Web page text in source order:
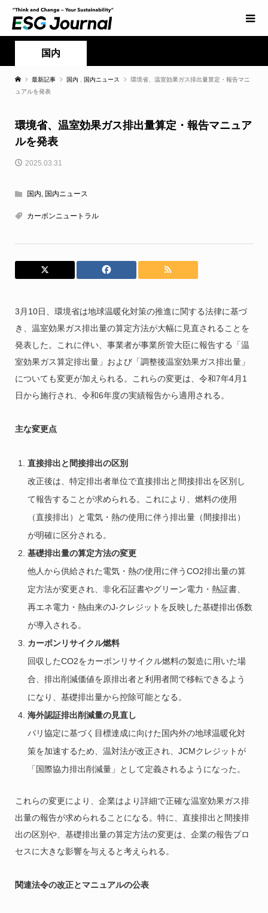
国内
最新記事 国内 国内ニュース
環境省、温室効果ガス排出量算定・報告マニ
ュアルを発表
環境省、温室効果ガス排出量算定・報告マニュア
ルを発表
2025.03.31
国内, 国内ニュース
カーボンニュートラル
3月10日、環境省は地球温暖化対策の推進に関する法律に基づ
き、温室効果ガス排出量の算定方法が大幅に見直されることを
発表した。これに伴い、事業者が事業所管大臣に報告する「温
室効果ガス算定排出量」および「調整後温室効果ガス排出量」
についても変更が加えられる。これらの変更は、令和7年4月1
日から施行され、令和6年度の実績報告から適用される。
主な変更点
直接排出と間接排出の区別
改正後は、特定排出者単位で直接排出と間接排出を区別し
て報告することが求められる。これにより、燃料の使用
（直接排出）と電気・熱の使用に伴う排出量（間接排出）
が明確に区分される。
基礎排出量の算定方法の変更
他人から供給された電気・熱の使用に伴うCO2排出量の算
定方法が変更され、非化石証書やグリーン電力・熱証書、
再エネ電力・熱由来のJ-クレジットを反映した基礎排出係数
が導入される。
カーボンリサイクル燃料
回収したCO2をカーボンリサイクル燃料の製造に用いた場
合、排出削減価値を原排出者と利用者間で移転できるよう
になり、基礎排出量から控除可能となる。
海外認証排出削減量の見直し
パリ協定に基づく目標達成に向けた国内外の地球温暖化対
策を加速するため、温対法が改正され、JCMクレジットが
「国際協力排出削減量」として定義されるようになった。
これらの変更により、企業はより詳細で正確な温室効果ガス排
出量の報告が求められることになる。特に、直接排出と間接排
出の区別や、基礎排出量の算定方法の変更は、企業の報告プロ
セスに大きな影響を与えると考えられる。
関連法令の改正とマニュアルの公表